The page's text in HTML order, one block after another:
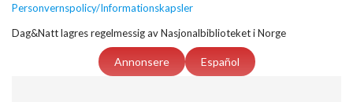
Personvernspolicy/Informationskapsler
Dag&Natt lagres regelmessig av Nasjonalbiblioteket i Norge
Annonsere Español